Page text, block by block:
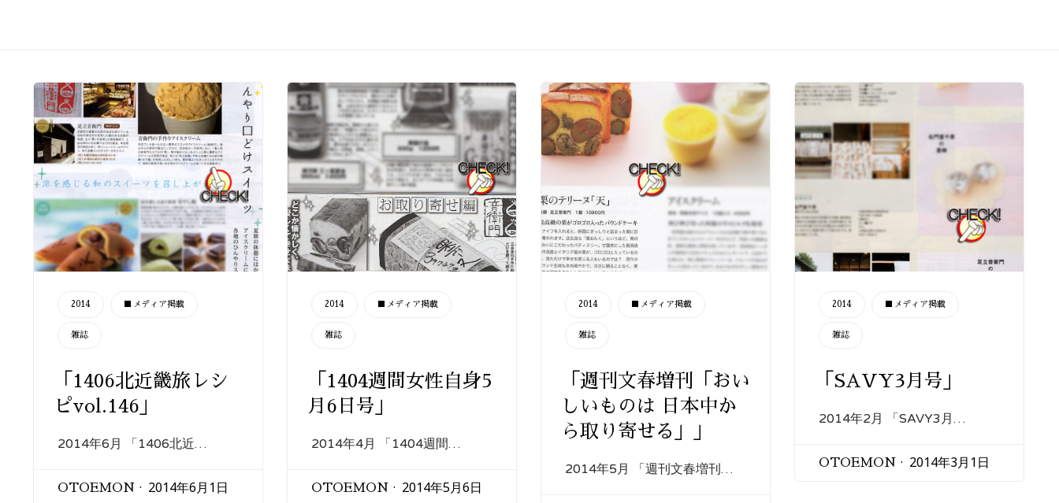
CATEGORY
2014 ■メディア掲載
雑誌
「1406北近畿旅レシ
ピvol.146」
2014年6月 「1406北近…
OTOEMON 2014年6月1日
CATEGORY
2014 ■メディア掲載
雑誌
「1404週間女性自身5
月6日号」
2014年4月 「1404週間…
OTOEMON 2014年5月6日
CATEGORY
2014 ■メディア掲載
雑誌
「週刊文春増刊「おい
しいものは 日本中か
ら取り寄せる」」
2014年5月 「週刊文春増刊…
CATEGORY
2014 ■メディア掲載
雑誌
「SAVY3月号」
2014年2月 「SAVY3月…
OTOEMON 2014年3月1日